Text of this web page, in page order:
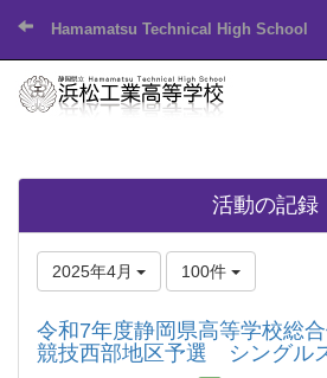
Hamamatsu Technical High School
活動の記録
2025年4月 100件
令和7年度静岡県高等学校総
競技西部地区予選 シングル